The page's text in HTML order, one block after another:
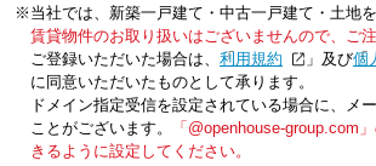
※当社では、新築一戸建て・中古一戸建て・土地を
賃貸物件のお取り扱いはございませんので、ご注
ご登録いただいた場合は、「利用規約 」及び「
個
に同意いただいたものとして承ります。
ドメイン指定受信を設定されている場合に、メ
ことがございます。
「@openhouse-group.com
きるように設定してください。